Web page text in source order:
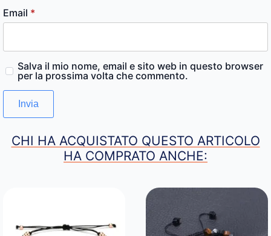
Email *
Salva il mio nome, email e sito web in questo browser
per la prossima volta che commento.
CHI HA ACQUISTATO QUESTO ARTICOLO
HA COMPRATO ANCHE: